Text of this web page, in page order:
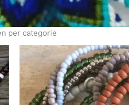
per categorie